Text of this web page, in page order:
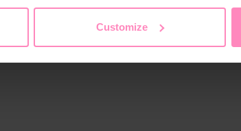
Customize